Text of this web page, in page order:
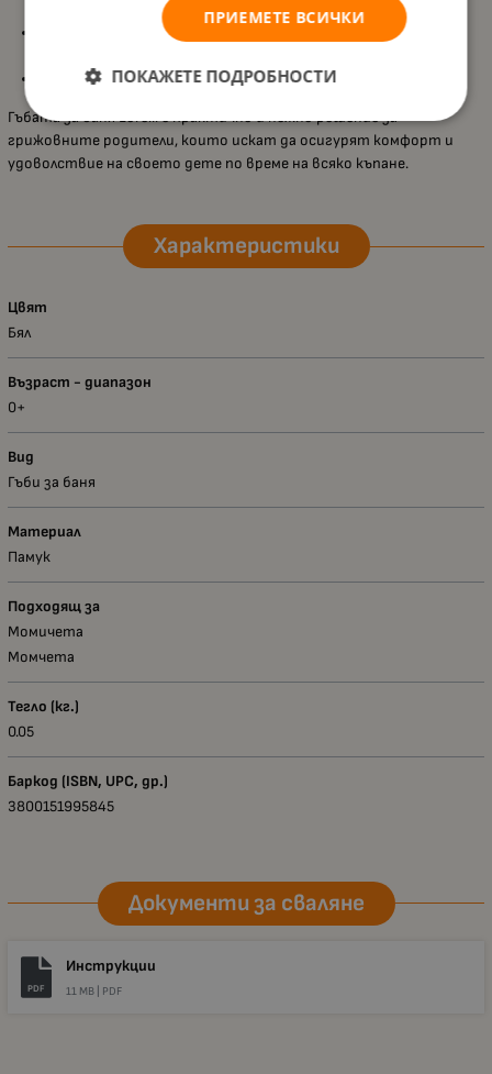
стимулира кръвообращението;
богата пяна
, която улеснява къпането и прави
Компактна и удобна за ежедневна употреба.
Гъбата за баня Lorelli е практично и нежно решение за
грижовните родители, които искат да осигурят комфорт и
удоволствие на своето дете по време на всяко къпане.
Характеристики
Цвят
Бял
Възраст - диапазон
0+
Вид
Гъби за баня
Материал
Памук
Подходящ за
Момичета
Момчета
Тегло (кг.)
0.05
Баркод (ISBN, UPC, др.)
3800151995845
Документи за сваляне
PDF
Инструкции
11 MB | PDF
ПРИЕМЕТЕ ВСИЧКИ
ПОКАЖЕТЕ ПОДРОБНОСТИ